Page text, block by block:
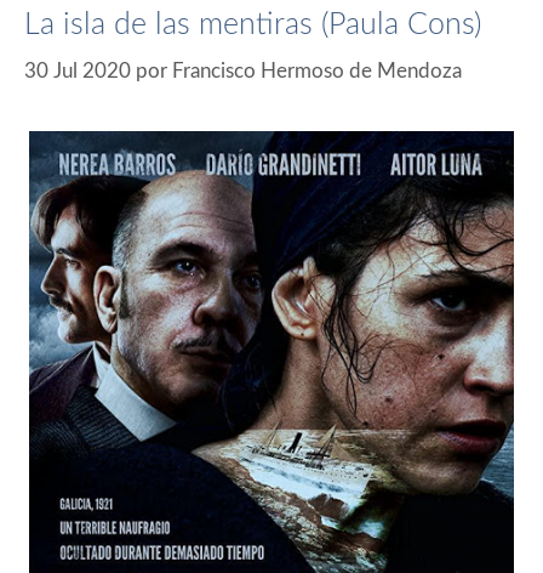
La isla de las mentiras (Paula Cons)
30 Jul 2020 por Francisco Hermoso de Mendoza